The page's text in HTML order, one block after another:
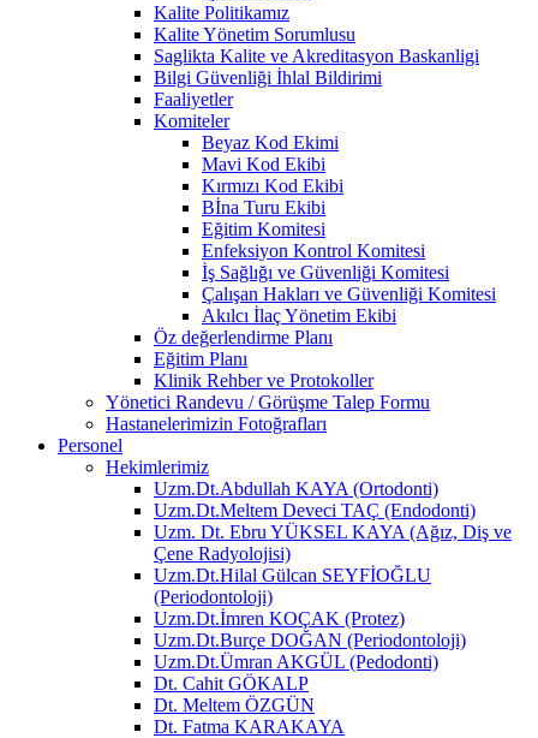
Kalite Politikamız
Kalite Yönetim Sorumlusu
Saglikta Kalite ve Akreditasyon Baskanligi
Bilgi Güvenliği İhlal Bildirimi
Faaliyetler
Komiteler
Beyaz Kod Ekimi
Mavi Kod Ekibi
Kırmızı Kod Ekibi
Bİna Turu Ekibi
Eğitim Komitesi
Enfeksiyon Kontrol Komitesi
İş Sağlığı ve Güvenliği Komitesi
Çalışan Hakları ve Güvenliği Komitesi
Akılcı İlaç Yönetim Ekibi
Öz değerlendirme Planı
Eğitim Planı
Klinik Rehber ve Protokoller
Yönetici Randevu / Görüşme Talep Formu
Hastanelerimizin Fotoğrafları
Personel
Hekimlerimiz
Uzm.Dt.Abdullah KAYA (Ortodonti)
Uzm.Dt.Meltem Deveci TAÇ (Endodonti)
Uzm. Dt. Ebru YÜKSEL KAYA (Ağız, Diş ve
Çene Radyolojisi)
Uzm.Dt.Hilal Gülcan SEYFİOĞLU
(Periodontoloji)
Uzm.Dt.İmren KOÇAK (Protez)
Uzm.Dt.Burçe DOĞAN (Periodontoloji)
Uzm.Dt.Ümran AKGÜL (Pedodonti)
Dt. Cahit GÖKALP
Dt. Meltem ÖZGÜN
Dt. Fatma KARAKAYA